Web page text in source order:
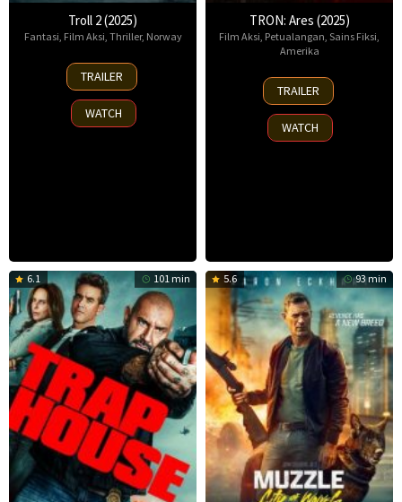
Troll 2 (2025)
Fantasi Film Aksi Thriller, Norway
30
Nov
2025
TRAILER
WATCH
TRON: Ares (2025)
Film Aksi Petualangan Sains Fiksi
Amerika
8
Oct
2025
TRAILER
WATCH
6.1 101 min 5.6 93 min